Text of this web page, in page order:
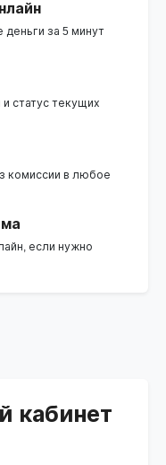
деньги за 5 минут
статус текущих
комиссии в любое
если нужно
кабинет